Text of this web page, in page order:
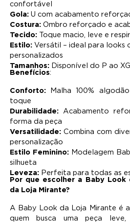
confortável
Gola: U com acabamento
Costura: Ombro reforçado e
Tecido: Toque macio, leve e
Estilo: Versátil – ideal para looks
personalizados
Tamanhos: Disponível do P ao
Benefícios:
Conforto:
Malha 100%
toque
Durabilidade: Acabamento
forma da peça
Versatilidade: Combina com
personalização
Estilo Feminino: Modelagem
silhueta
Leveza: Perfeita para todas as
Por que escolher a Baby Look
da Loja Mirante?
A Baby Look da Loja Mirante é
quem busca uma peça